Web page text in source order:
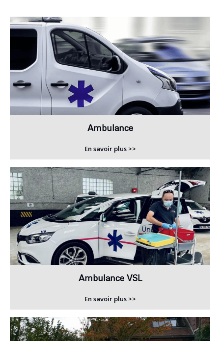
Ambulance
En savoir plus >>
Ambulance VSL
En savoir plus >>